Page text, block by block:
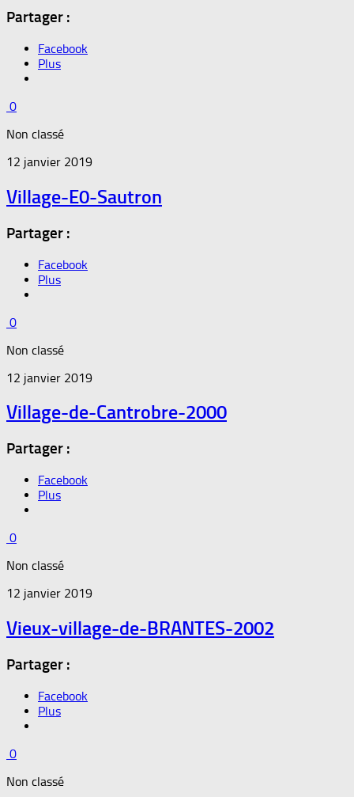
Partager :
Facebook
Plus
0
Non classé
12 janvier 2019
Village-E0-Sautron
Partager :
Facebook
Plus
0
Non classé
12 janvier 2019
Village-de-Cantrobre-2000
Partager :
Facebook
Plus
0
Non classé
12 janvier 2019
Vieux-village-de-BRANTES-2002
Partager :
Facebook
Plus
0
Non classé